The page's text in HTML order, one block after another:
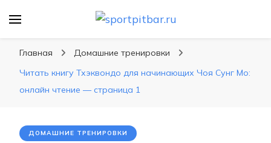
спортивных упражнения, правильные
диеты, программы тренировок
Главная
Домашние тренировки
Читать книгу Тхэквондо для начинающих Чоя Сунг Мо:
онлайн чтение — страница 1
ДОМАШНИЕ ТРЕНИРОВКИ